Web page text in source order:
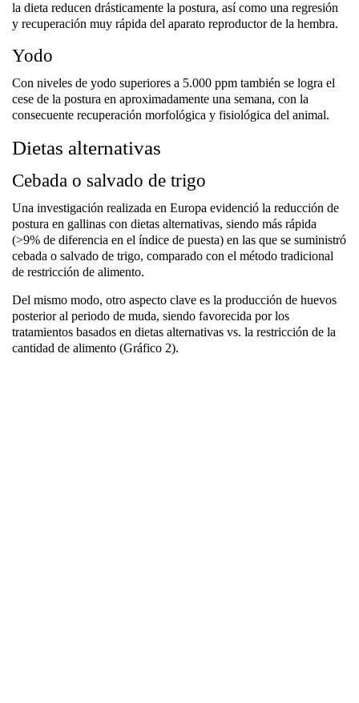
la dieta reducen drásticamente la postura, así como una regresión
y recuperación muy rápida del aparato reproductor de la hembra.
Yodo
Con niveles de yodo superiores a 5.000 ppm también se logra el
cese de la postura en aproximadamente una semana, con la
consecuente recuperación morfológica y fisiológica del animal.
Dietas alternativas
Cebada o salvado de trigo
Una investigación realizada en Europa evidenció la reducción de
postura en gallinas con dietas alternativas, siendo más rápida
(>9% de diferencia en el índice de puesta) en las que se suministró
cebada o salvado de trigo, comparado con el método tradicional
de restricción de alimento.
Del mismo modo, otro aspecto clave es la producción de huevos
posterior al periodo de muda, siendo favorecida por los
tratamientos basados en dietas alternativas vs. la restricción de la
cantidad de alimento (Gráfico 2).